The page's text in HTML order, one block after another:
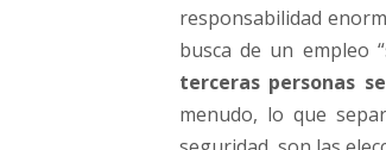
responsabilidad
busca de un empleo
terceras personas
menudo, lo que